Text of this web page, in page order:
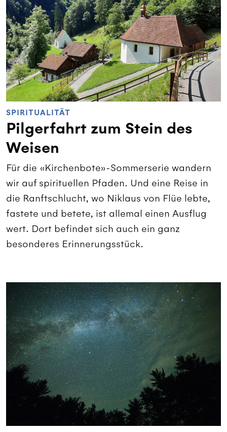
SPIRITUALITÄT
Pilgerfahrt zum Stein des
Weisen
Für die «Kirchenbote»-Sommerserie wandern
wir auf spirituellen Pfaden. Und eine Reise in
die Ranftschlucht, wo Niklaus von Flüe lebte,
fastete und betete, ist allemal einen Ausflug
wert. Dort befindet sich auch ein ganz
besonderes Erinnerungsstück.